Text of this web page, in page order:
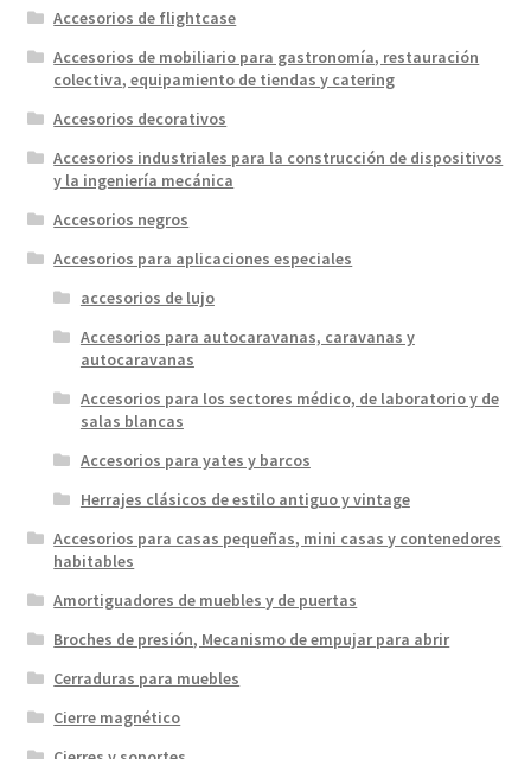
Accesorios de flightcase
Accesorios de mobiliario para gastronomía, restauración
colectiva, equipamiento de tiendas y catering
Accesorios decorativos
Accesorios industriales para la construcción de dispositivos
y la ingeniería mecánica
Accesorios negros
Accesorios para aplicaciones especiales
accesorios de lujo
Accesorios para autocaravanas, caravanas y
autocaravanas
Accesorios para los sectores médico, de laboratorio y de
salas blancas
Accesorios para yates y barcos
Herrajes clásicos de estilo antiguo y vintage
Accesorios para casas pequeñas, mini casas y contenedores
habitables
Amortiguadores de muebles y de puertas
Broches de presión, Mecanismo de empujar para abrir
Cerraduras para muebles
Cierre magnético